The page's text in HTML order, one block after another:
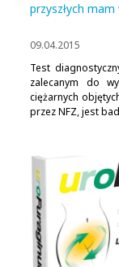
przyszłych
09.04.2015
Test
zalecanym do
ciężarnych
przez NFZ, jest